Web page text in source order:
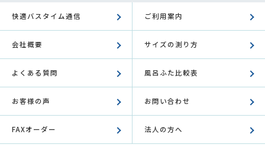
快適バスタイム通信 ご利用案内
会社概要 サイズの測り方
よくある質問 風呂ふた比較表
お客様の声 お問い合わせ
FAXオーダー 法人の方へ